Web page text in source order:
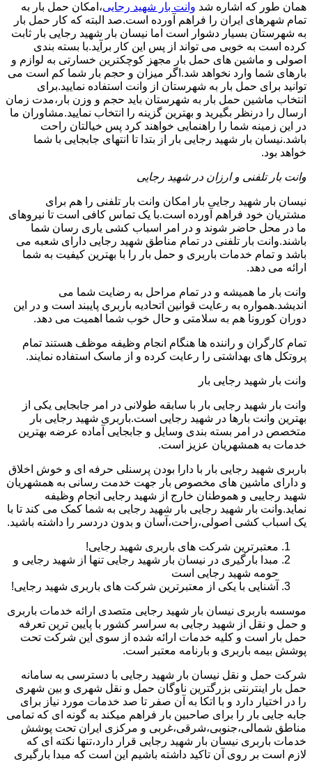
همان طور که اشاره شد وانت بار شهید رجایی،امکان حمل بار به
تمام شهرهای ایران را فراهم آورده است.صد البته که کار حمل بار
به شهرستان بسیار دشوار است اما نیسان بار شهید رجایی بار ثابت
کرده است به خوبی می تواند از پس این کار برآید.با بسته بندی
اصولی و ماشین های حمل بار مجهز کوچکترین خسارتی به لوازم و
بارهای شما وارد نخواهد شد.اگر میزان و حجم بار شما کم است می
توانید برای حمل بار به شهرستان از وانت استفاده نمایید.برای
انتخاب ماشین حمل بار به شهرستان باید حجم و وزن بار،مدت زمان
ارسال را درنظر بگیرید و بهترین گزینه را انتخاب نمایید.مشاوران ما
در این زمینه شما را راهنمایی خواهند کرد پس خیالتان راحت
باشد.نیسان بار شهید رجایی بار از بتدا تا انتهای جابجایی با شما
خواهد بود.
وانت بار تلفنی و ارزان در شهید رجایی
نیسان بار شهید رجایی بار امکان وانت بار تلفنی را هم برای
مشتریان خود فراهم آورده است.با یک تماس کافی است تا نیروهای
ما در محل حاضر شوند و در امر اسباب کشی یاری رسان شما
باشند.وانت بار تلفنی در تمام مناطق شهید رجایی دارای شعبه می
باشد و تمام خدمات باربری و حمل بار را با بهترین کیفیت به شما
ارائه می دهد.
وانت بار ما همیشه و در تمام مراحل به رضایت شما می
اندیشد.همواره به رعایت قوانین اتحادیه باربری پایبند است و در این
دوران کورونا هم به سلامتی و حال خوب شما اهمیت می دهد.
تمام کارگران و راننده ها هنگام انجام وظیفه موظف هستند تمام
پروتکل های بهداشتی را رعایت کرده و از ماسک استفاده نمایند.
وانت بار شهید رجایی بار
وانت بار شهید رجایی بار با سابقه طولانی در امر جابجایی یکی از
بهترین وانت بارها در شهید رجایی است.باربری شهید رجایی بار
متخصص در امر بسته بندی وسایل و جابجایی آماده عرضه بهترین
خدمات به همشهریان عزیز است.
باربری شهید رجایی بار با دارا بودن پرسنلی حرفه ای و خوش اخلاق
و دارای ماشین های مخصوص بار جهت خدمت رسانی به همشهریان
شهید رجاییی و هموطنان خارج از شهید رجایی انجام وظیفه
نماید.وانت بار شهید رجایی بار شهید رجایی به شما کمک می کند تا با
یک اسباب کشی اصولی،راحت،آسان و بدون دردسر را داشته باشید.
معتبرترین شرکت های باربری شهید رجایی!
مبدا بارگیری در نیسان بار شهید رجایی تنها از شهید رجایی و
حومه شهید رجایی است
آشنایی با یکی از معتبرترین شرکت های باربری شهید رجایی!
موسسه باربری نیسان بار شهید رجایی متصدی ارائه خدمات باربری
و حمل و نقل از شهید رجایی به سراسر کشور با پایین ترین تعرفه
حمل بار است و کلیه خدمات ارائه شده از سوی این شرکت تحت
پوشش بیمه باربری و بارنامه معتبر است.
شرکت حمل و نقل نیسان بار شهید رجایی با دسترسی به سامانه
حمل بار اینترنتی بزرگترین ناوگان حمل و نقل شهری و بین شهری
را در اختیار دارد و با اتکا به آن صفر تا صد خدمات مورد نیاز برای
جابه جایی بار را برای صاحبین بار فراهم میکند به گونه ای که تمامی
مناطق شمالی،جنوبی،شرقی،غربی و مرکزی ایران تحت پوشش
خدمات باربری نیسان بار شهید رجایی قرار دارد،تنها نکته ای که
لازم است بر روی آن تاکید داشته باشیم این است که مبدا بارگیری